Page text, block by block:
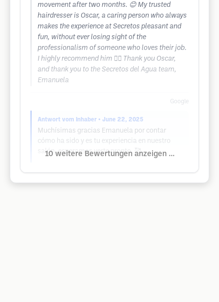
movement after two months. 😊 My trusted
hairdresser is Oscar, a caring person who always
makes the experience at Secretos pleasant and
fun, without ever losing sight of the
professionalism of someone who loves their job.
I highly recommend him 🙂‍↕️ Thank you Oscar,
and thank you to the Secretos del Agua team,
Emanuela
Google
Antwort vom Inhaber • June 22, 2025
Muchísimas gracias Emanuela por contar
cómo ha sido y es tu experiencia en nuestro
salón, esperamos verte pronto. 🥰
10 weitere Bewertungen anzeigen ...